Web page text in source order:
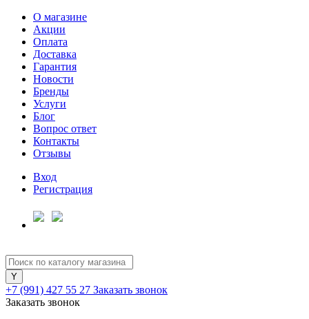
О магазине
Акции
Оплата
Доставка
Гарантия
Новости
Бренды
Услуги
Блог
Вопрос ответ
Контакты
Отзывы
Вход
Регистрация
+7 (991) 427 55 27 Заказать звонок
Заказать звонок